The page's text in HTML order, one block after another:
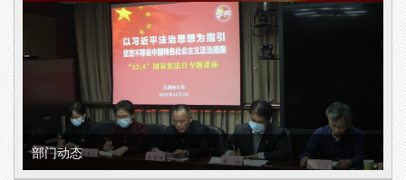
部门动态